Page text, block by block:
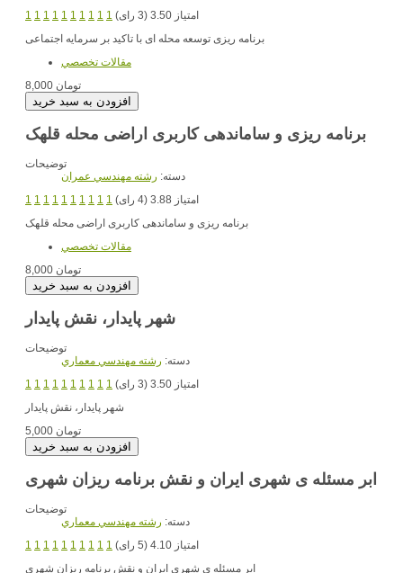
1 1 1 1 1 1 1 1 1 1
امتیاز 3.50 (3 رای)
برنامه ریزی توسعه محله ای با تاکید بر سرمایه اجتماعی
مقالات تخصصي
8,000 تومان
برنامه ریزی و ساماندهی کاربری اراضی محله قلهک
توضیحات
دسته: رشته مهندسي عمران
1 1 1 1 1 1 1 1 1 1
امتیاز 3.88 (4 رای)
مقالات تخصصي
8,000 تومان
شهر پایدار، نقش پایدار
توضیحات
دسته: رشته مهندسي معماري
1 1 1 1 1 1 1 1 1 1
امتیاز 3.50 (3 رای)
شهر پایدار، نقش پایدار
5,000 تومان
ابر مسئله ی شهری ایران و نقش برنامه ریزان شهری
توضیحات
دسته: رشته مهندسي معماري
1 1 1 1 1 1 1 1 1 1
امتیاز 4.10 (5 رای)